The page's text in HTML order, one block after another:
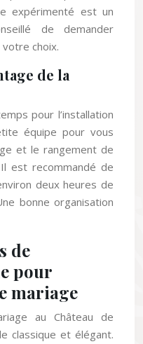
expérimenté est un
de demander
choix.
de la
pour l’installation
équipe pour vous
et le rangement de
est recommandé de
deux heures de
bonne organisation
de
pour
mariage
au Château de
classique et élégant.